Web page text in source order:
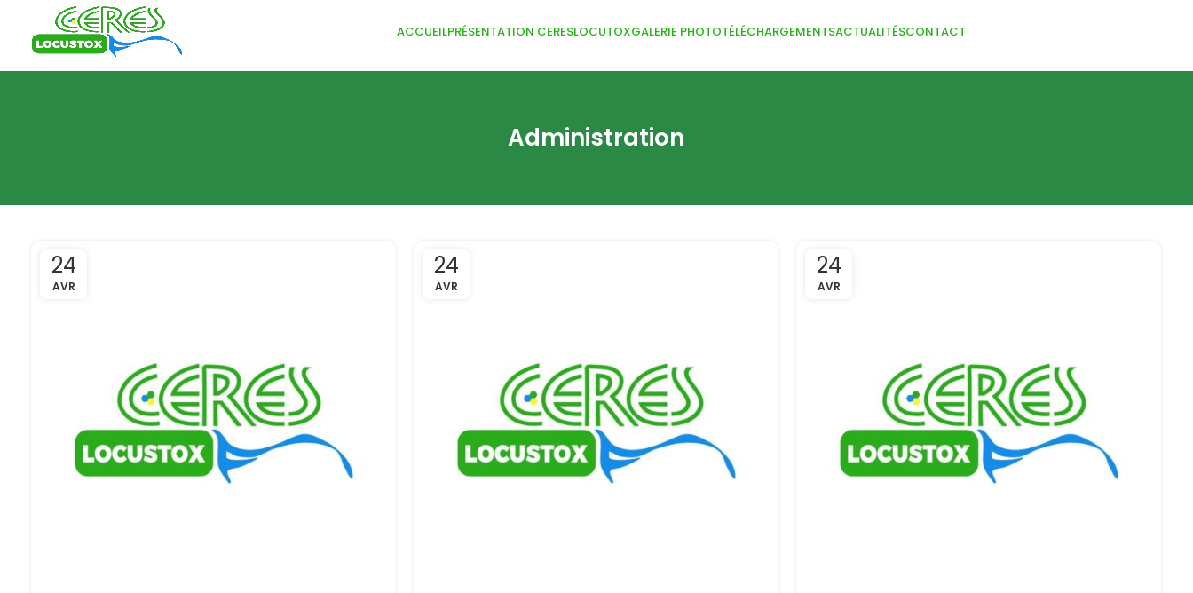
ACCUEILPRÉSENTATION CERESLOCUTOXGALERIE PHOTOTÉLÉCHARGEMENTSACTUALITÉSCONTACT
Administration
24
AVR
24
AVR
24
AVR